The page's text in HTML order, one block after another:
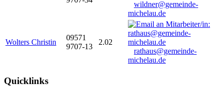
wildner@gemeinde-
michelau.de
Wolters Christin
09571
9707-13
2.02
rathaus@gemeinde-
michelau.de
Quicklinks